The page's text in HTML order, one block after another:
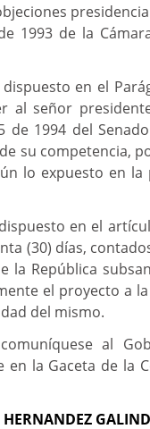
1993 de la
en el
al señor
de 1994 del
su competencia,
lo expuesto en
en el
(30) días,
la República
el proyecto a
del mismo.
al
en la Gaceta de la
HERNANDEZ